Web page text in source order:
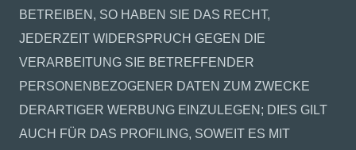
BETREIBEN, SO HABEN SIE DAS RECHT,
JEDERZEIT WIDERSPRUCH GEGEN DIE
VERARBEITUNG SIE BETREFFENDER
PERSONENBEZOGENER DATEN ZUM ZWECKE
DERARTIGER WERBUNG EINZULEGEN; DIES GILT
AUCH FÜR DAS PROFILING, SOWEIT ES MIT